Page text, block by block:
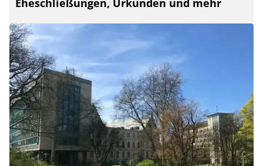
Eheschließungen, Urkunden und mehr